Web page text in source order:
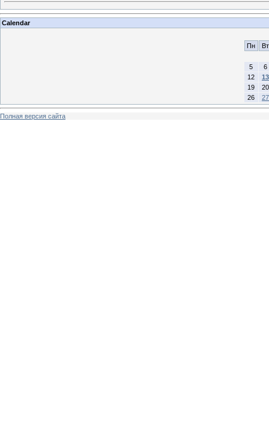
Calendar
Пн Вт
5
6
12
13
19
20
26
27
Полная версия сайта